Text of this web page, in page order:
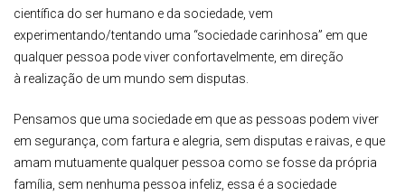
científica do ser humano e da sociedade, vem
experimentando/tentando uma “sociedade carinhosa” em que
qualquer pessoa pode viver confortavelmente, em direção
à realização de um mundo sem disputas.
Pensamos que uma sociedade em que as pessoas podem viver
em segurança, com fartura e alegria, sem disputas e raivas, e que
amam mutuamente qualquer pessoa como se fosse da própria
família, sem nenhuma pessoa infeliz, essa é a sociedade